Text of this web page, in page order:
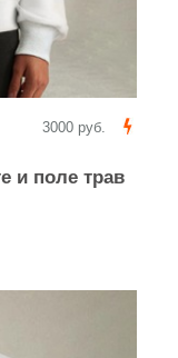
3000 руб.
и поле трав